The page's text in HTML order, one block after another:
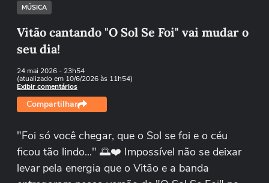
MÚSICA
Vitão cantando "O Sol Se Foi" vai mudar o
seu dia!
24 mai 2026- 23h54
(atualizado em 10/6/2026 às 11h54)
Exibir comentários
Compartilhar
"Foi só você chegar, que o Sol se foi e o céu
ficou tão lindo..." 🌅❤️ Impossível não se deixar
levar pela energia que o Vitão e a banda